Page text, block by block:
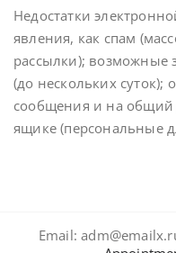
Недостатки
явления, как спам
рассылки); возможные
(до нескольких суток);
сообщения и на общий
ящике (персональные
Email: